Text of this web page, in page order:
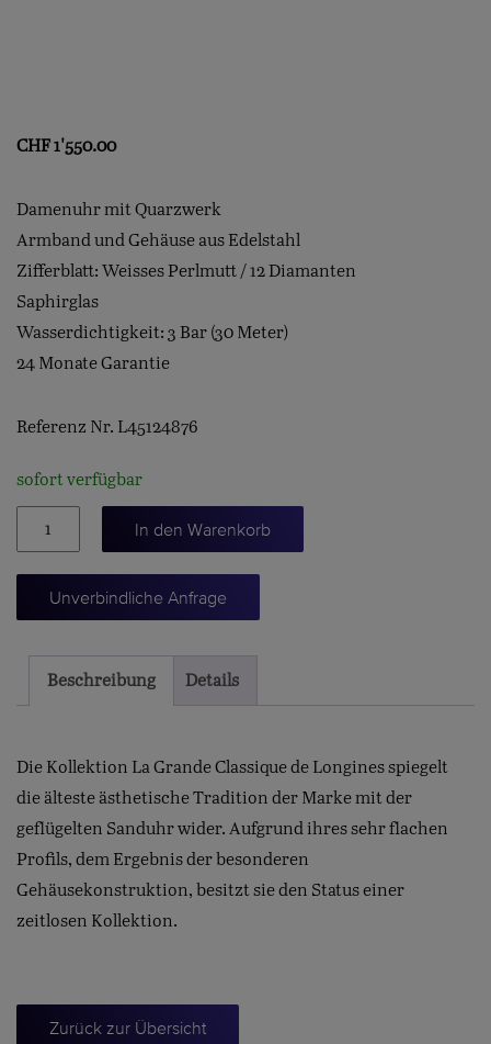
CHF1'550.00
Damenuhr mit Quarzwerk
Armband und Gehäuse aus Edelstahl
Zifferblatt: Weisses Perlmutt / 12 Diamanten
Saphirglas
Wasserdichtigkeit: 3 Bar (30 Meter)
24 Monate Garantie
Referenz Nr. L45124876
sofort verfügbar
GRANDE
In den Warenkorb
Unverbindliche Anfrage
Beschreibung Details
Die Kollektion La Grande Classique de Longines spiegelt
die älteste ästhetische Tradition der Marke mit der
geflügelten Sanduhr wider. Aufgrund ihres sehr flachen
Profils, dem Ergebnis der besonderen
Gehäusekonstruktion, besitzt sie den Status einer
zeitlosen Kollektion.
Zurück zur Übersicht